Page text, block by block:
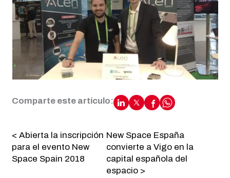
Comparte este artículo:
< Abierta la inscripción
para el evento New
Space Spain 2018
New Space España
convierte a Vigo en la
capital española del
espacio >